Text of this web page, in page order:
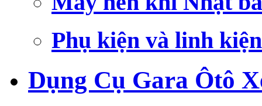
Phụ kiện và linh kiện
Dụng Cụ Gara Ôtô